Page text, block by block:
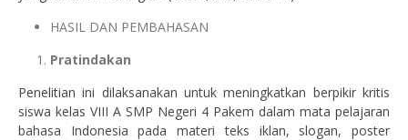
HASIL DAN PEMBAHASAN
Pratindakan
Penelitian ini dilaksanakan untuk meningkatkan berpikir kritis
siswa kelas VIII A SMP Negeri 4 Pakem dalam mata pelajaran
bahasa Indonesia pada materi teks iklan, slogan, poster